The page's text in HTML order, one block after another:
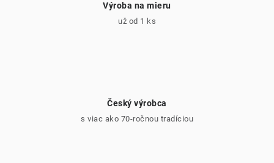
Výroba na mieru
už od 1 ks
Český výrobca
s viac ako 70-ročnou tradíciou